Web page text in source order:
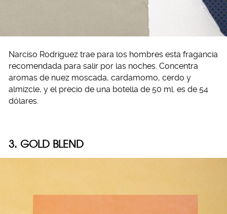
Narciso Rodriguez trae para los hombres esta fragancia
recomendada para salir por las noches. Concentra
aromas de nuez moscada, cardamomo, cerdo y
almizcle, y el precio de una botella de 50 ml. es de 54
dólares.
3. GOLD BLEND